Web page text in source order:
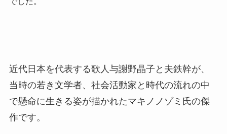
近代日本を代表する歌人与謝野晶子と夫鉄幹が、
当時の若き文学者、社会活動家と時代の流れの中
で懸命に生きる姿が描かれたマキノノゾミ氏の傑
作です。